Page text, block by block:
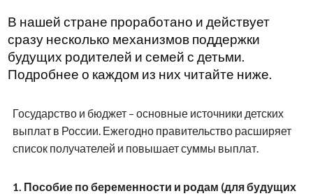
В нашей стране проработано и действует
сразу несколько механизмов поддержки
будущих родителей и семей с детьми.
Подробнее о каждом из них читайте ниже.
Государство и бюджет – основные источники детских
выплат в России. Ежегодно правительство расширяет
список получателей и повышает суммы выплат.
1. Пособие по беременности и родам (для будущих